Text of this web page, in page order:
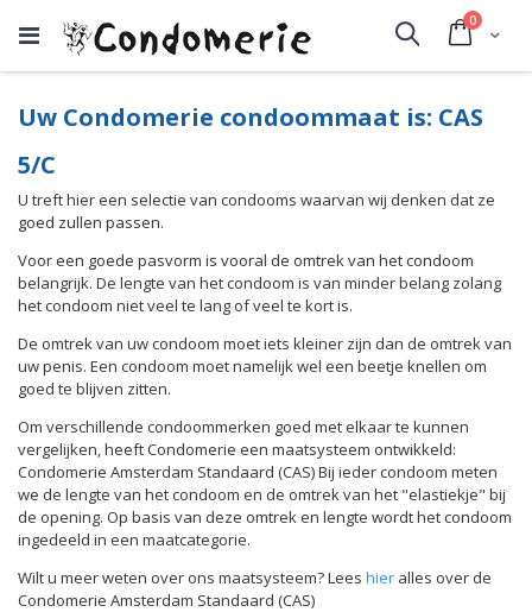
Cart
0
Search
Uw Condomerie condoommaat is: CAS
5/C
U treft hier een selectie van condooms waarvan wij denken dat ze
goed zullen passen.
Voor een goede pasvorm is vooral de omtrek van het condoom
belangrijk. De lengte van het condoom is van minder belang zolang
het condoom niet veel te lang of veel te kort is.
De omtrek van uw condoom moet iets kleiner zijn dan de omtrek van
uw penis. Een condoom moet namelijk wel een beetje knellen om
goed te blijven zitten.
Om verschillende condoommerken goed met elkaar te kunnen
vergelijken, heeft Condomerie een maatsysteem ontwikkeld:
Condomerie Amsterdam Standaard (CAS) Bij ieder condoom meten
we de lengte van het condoom en de omtrek van het "elastiekje" bij
de opening. Op basis van deze omtrek en lengte wordt het condoom
ingedeeld in een maatcategorie.
Wilt u meer weten over ons maatsysteem? Lees hier alles over de
Condomerie Amsterdam Standaard (CAS)